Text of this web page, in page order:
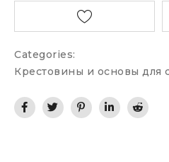
Categories:
Крестовины и основы для